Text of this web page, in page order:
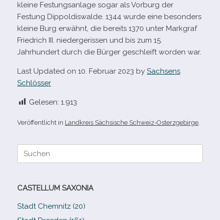
kleine Festungsanlage sogar als Vorburg der
Festung Dippoldiswalde. 1344 wurde eine beson­ders
kleine Burg erwähnt, die bereits 1370 unter Markgraf
Friedrich III. nie­der­ge­ris­sen und bis zum 15.
Jahrhundert durch die Bürger geschleift wor­den war.
Last Updated on 10. Februar 2023 by Sachsens
Schlösser
Gelesen: 1.913
Veröffentlicht in Landkreis Sächsische Schweiz-Osterzgebirge
Suche
CASTELLUM SAXONIA
Stadt Chemnitz (20)